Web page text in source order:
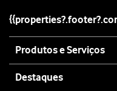
map
Produtos e Serviços
Destaques